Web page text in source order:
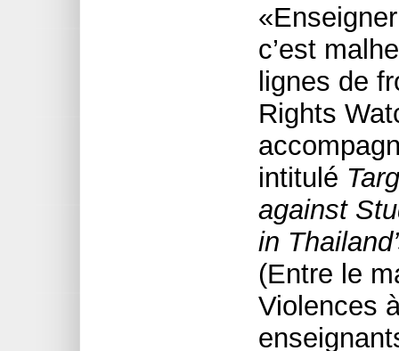
c’est
lignes de
Rights
intitulé
against
in
(Entre le
Violences